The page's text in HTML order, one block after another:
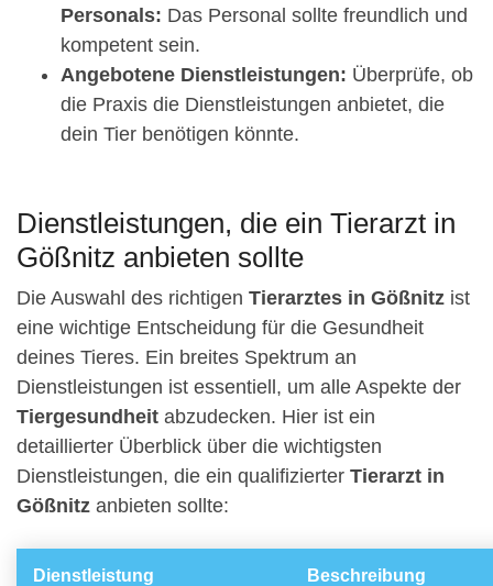
Personals: Das Personal sollte freundlich und
kompetent sein.
Angebotene Dienstleistungen: Überprüfe, ob
die Praxis die Dienstleistungen anbietet, die
dein Tier benötigen könnte.
Dienstleistungen, die ein Tierarzt in
Gößnitz anbieten sollte
Die Auswahl des richtigen Tierarztes in Gößnitz ist
eine wichtige Entscheidung für die Gesundheit
deines Tieres. Ein breites Spektrum an
Dienstleistungen ist essentiell, um alle Aspekte der
Tiergesundheit abzudecken. Hier ist ein
detaillierter Überblick über die wichtigsten
Dienstleistungen, die ein qualifizierter Tierarzt in
Gößnitz anbieten sollte:
Dienstleistung Beschreibung